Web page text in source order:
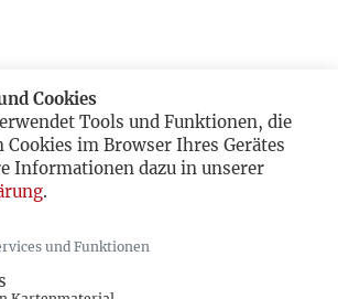
Cookies
Tools und Funktionen, die
Cookies im Browser Ihres Gerätes
Informationen dazu in unserer
.
und Funktionen